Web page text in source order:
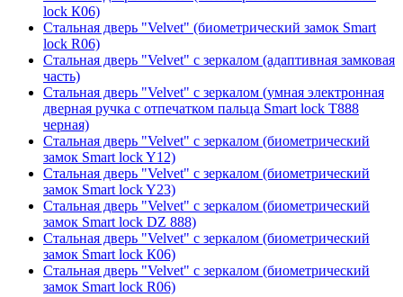
lock К06)
Стальная дверь "Velvet" (биометрический замок Smart
lock R06)
Стальная дверь "Velvet" с зеркалом (адаптивная замковая
часть)
Стальная дверь "Velvet" с зеркалом (умная электронная
дверная ручка с отпечатком пальца Smart lock T888
черная)
Стальная дверь "Velvet" с зеркалом (биометрический
замок Smart lock Y12)
Стальная дверь "Velvet" с зеркалом (биометрический
замок Smart lock Y23)
Стальная дверь "Velvet" с зеркалом (биометрический
замок Smart lock DZ 888)
Стальная дверь "Velvet" с зеркалом (биометрический
замок Smart lock К06)
Стальная дверь "Velvet" с зеркалом (биометрический
замок Smart lock R06)